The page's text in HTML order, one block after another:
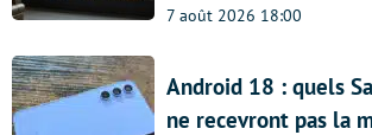
7 août 2026 18:00
Android 18 : quels
ne recevront pas la